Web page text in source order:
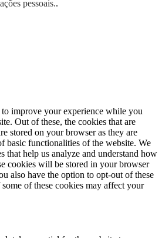
pessoais..
improve your experience while you
Out of these, the cookies that are
stored on your browser as they are
basic functionalities of the website. We
that help us analyze and understand how
cookies will be stored in your browser
also have the option to opt-out of these
of these cookies may affect your